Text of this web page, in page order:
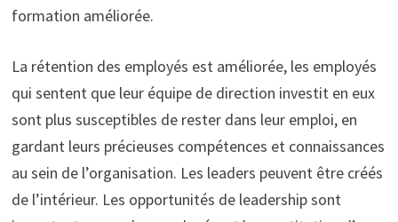
formation améliorée.
La rétention des employés est améliorée, les employés
qui sentent que leur équipe de direction investit en eux
sont plus susceptibles de rester dans leur emploi, en
gardant leurs précieuses compétences et connaissances
au sein de l’organisation. Les leaders peuvent être créés
de l’intérieur. Les opportunités de leadership sont